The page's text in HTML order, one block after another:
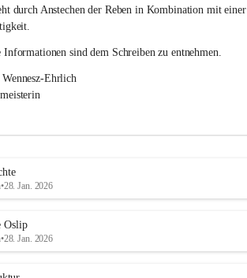
durch Anstechen der Reben in Kombination mit einer
Informationen sind dem Schreiben zu entnehmen.
Ehrlich
•28. Jan. 2026
Oslip
•28. Jan. 2026